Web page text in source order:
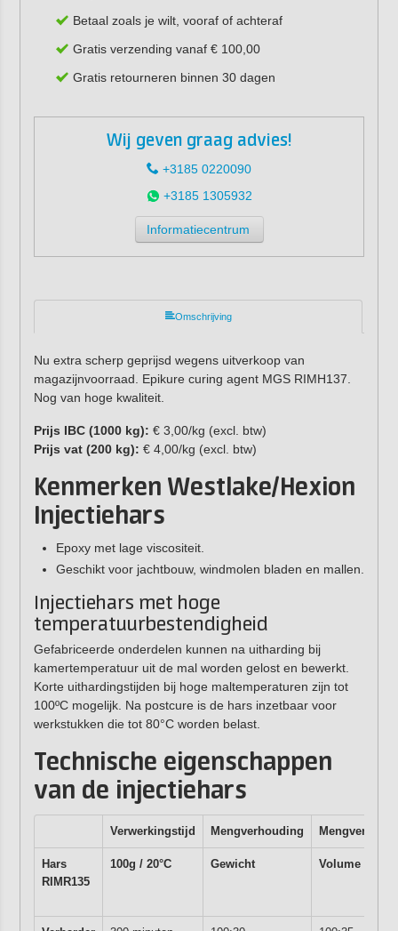
Betaal zoals je wilt, vooraf of achteraf
Gratis verzending vanaf € 100,00
Gratis retourneren binnen 30 dagen
Wij geven graag advies!
+3185 0220090
+3185 1305932
Informatiecentrum
Omschrijving
Nu extra scherp geprijsd wegens uitverkoop van
magazijnvoorraad. Epikure curing agent MGS RIMH137.
Nog van hoge kwaliteit.
Prijs IBC (1000 kg): € 3,00/kg (excl. btw)
Prijs vat (200 kg): € 4,00/kg (excl. btw)
Kenmerken Westlake/Hexion
Injectiehars
Epoxy met lage viscositeit.
Geschikt voor jachtbouw, windmolen bladen en mallen.
Injectiehars met hoge
temperatuurbestendigheid
Gefabriceerde onderdelen kunnen na uitharding bij
kamertemperatuur uit de mal worden gelost en bewerkt.
Korte uithardingstijden bij hoge maltemperaturen zijn tot
100ºC mogelijk. Na postcure is de hars inzetbaar voor
werkstukken die tot 80°C worden belast.
Technische eigenschappen
van de injectiehars
Verwerkingstijd Mengverhouding
Hars
RIMR135
100g / 20°C Gewicht Volume